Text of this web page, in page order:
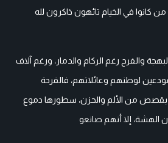
كانوا في الخيام تائهون ذاكرون لله
والفرح رغم الركام والدمار، ورغم آلاف
لوطنهم وعائلاتهم، فالفرحة
من الألم والحزن، سطورها دموع
الهشة، إلا أنهم صانعو